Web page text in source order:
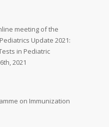
meeting of the
Update 2021:
in Pediatric
2021
on Immunization